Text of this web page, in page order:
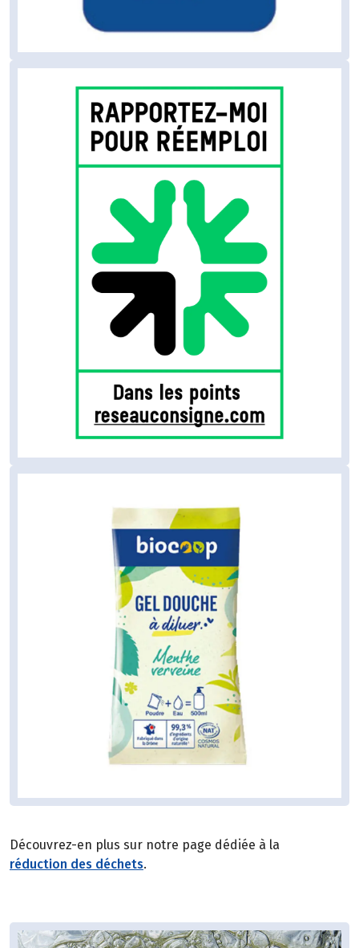
Découvrez-en plus sur notre page dédiée à la
réduction des déchets.